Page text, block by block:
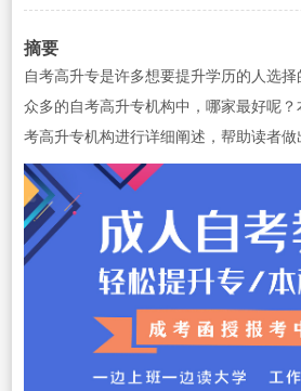
摘要
自考高升专是许多想要提升学历的人选
众多的自考高升专机构中，哪家最好呢
考高升专机构进行详细阐述，帮助读者做